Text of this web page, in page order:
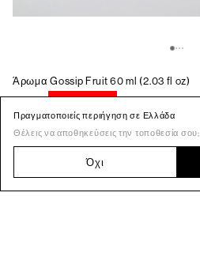
Πραγματοποιείς περιήγηση σε Ελλάδα
Θέλεις να αποθηκεύσεις την τοποθεσία σου;
Όχι